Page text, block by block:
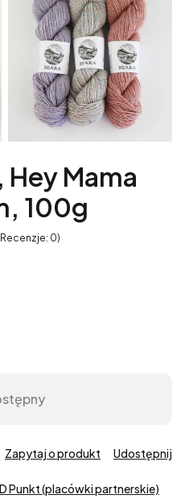
Hey Mama
100g
0)
Zapytaj o produkt Udostępnij
Punkt (placówki partnerskie)